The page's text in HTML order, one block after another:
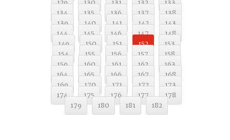
129
130 131 132
133
134
135 136 137
138
139
140 141 142
143
144
145 146 147
148
149
150 151 152
153
154
155 156 157
158
159
160 161 162
163
164
165 166 167
168
169
170 171 172
173
174
175 176 177
178
179
180 181 182